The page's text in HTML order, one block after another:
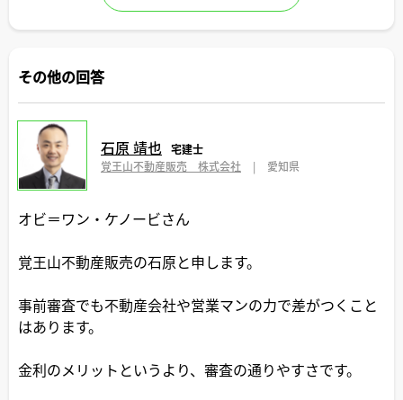
その他の回答
石原 靖也
宅建士
覚王山不動産販売 株式会社
| 愛知県
オビ＝ワン・ケノービさん
覚王山不動産販売の石原と申します。
事前審査でも不動産会社や営業マンの力で差がつくこと
はあります。
金利のメリットというより、審査の通りやすさです。